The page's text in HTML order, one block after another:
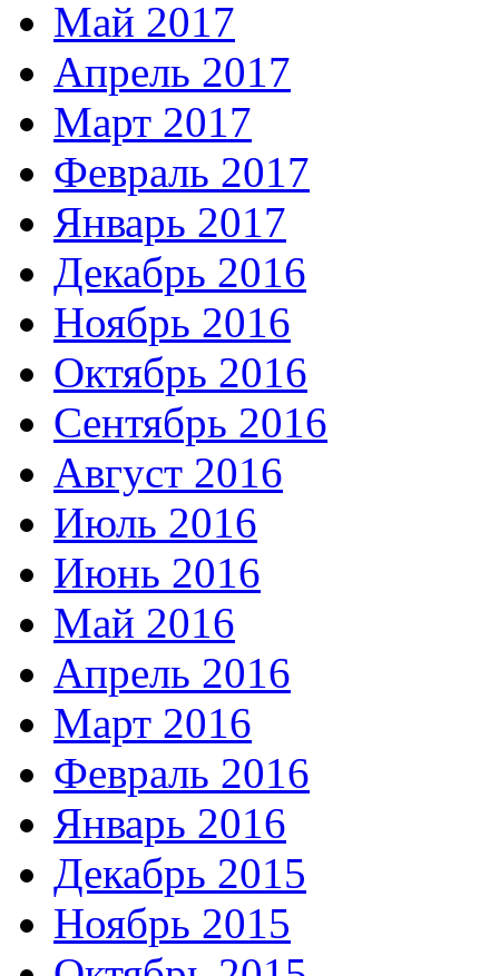
Май 2017
Апрель 2017
Март 2017
Февраль 2017
Январь 2017
Декабрь 2016
Ноябрь 2016
Октябрь 2016
Сентябрь 2016
Август 2016
Июль 2016
Июнь 2016
Май 2016
Апрель 2016
Март 2016
Февраль 2016
Январь 2016
Декабрь 2015
Ноябрь 2015